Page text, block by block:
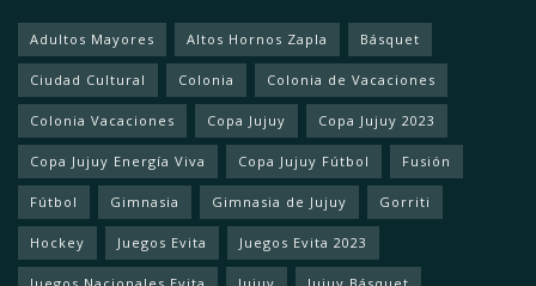
Adultos Mayores Altos Hornos Zapla Básquet
Ciudad Cultural Colonia Colonia de Vacaciones
Colonia Vacaciones Copa Jujuy Copa Jujuy 2023
Copa Jujuy Energía Viva Copa Jujuy Fútbol Fusión
Fútbol Gimnasia Gimnasia de Jujuy Gorriti
Hockey Juegos Evita Juegos Evita 2023